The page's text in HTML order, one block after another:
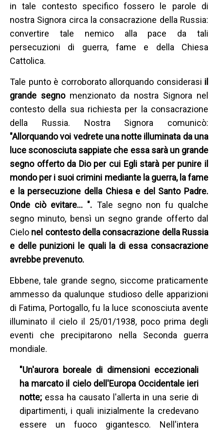
in tale contesto specifico fossero le parole di
nostra Signora circa la consacrazione della Russia:
convertire tale nemico alla pace da tali
persecuzioni di guerra, fame e della Chiesa
Cattolica.
Tale punto è corroborato allorquando considerasi il
grande segno menzionato da nostra Signora nel
contesto della sua richiesta per la consacrazione
della Russia. Nostra Signora comunicò:
"Allorquando voi vedrete una notte illuminata da una
luce sconosciuta sappiate che essa sarà un grande
segno offerto da Dio per cui Egli starà per punire il
mondo per i suoi crimini mediante la guerra, la fame
e la persecuzione della Chiesa e del Santo Padre.
Onde ciò evitare… ". Tale segno non fu qualche
segno minuto, bensì un segno grande offerto dal
Cielo nel contesto della consacrazione della Russia
e delle punizioni le quali la di essa consacrazione
avrebbe prevenuto.
Ebbene, tale grande segno, siccome praticamente
ammesso da qualunque studioso delle apparizioni
di Fatima, Portogallo, fu la luce sconosciuta avente
illuminato il cielo il 25/01/1938, poco prima degli
eventi che precipitarono nella Seconda guerra
mondiale.
"Un'aurora boreale di dimensioni eccezionali
ha marcato il cielo dell'Europa Occidentale ieri
notte; essa ha causato l'allerta in una serie di
dipartimenti, i quali inizialmente la credevano
essere un fuoco gigantesco. Nell'intera